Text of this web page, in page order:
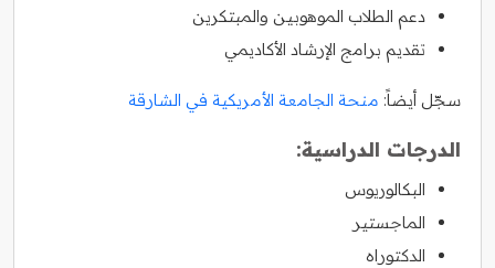
دعم الطلاب الموهوبين والمبتكرين
تقديم برامج الإرشاد الأكاديمي
سجّل أيضاً: منحة الجامعة الأمريكية في الشارقة
الدرجات الدراسية:
البكالوريوس
الماجستير
الدكتوراه